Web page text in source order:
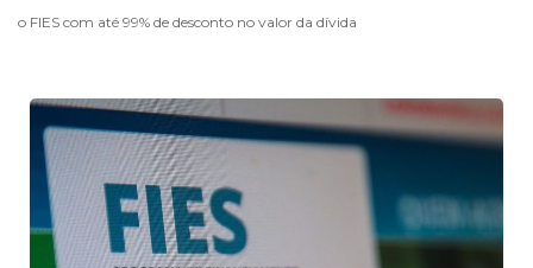
o FIES com até 99% de desconto no valor da dívida